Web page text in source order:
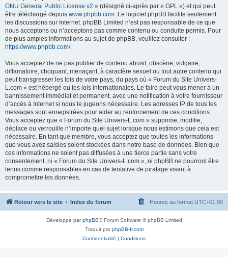
GNU General Public License v2 » (désigné ci-après par « GPL ») et qui peut
être téléchargé depuis www.phpbb.com. Le logiciel phpBB facilite seulement
les discussions sur Internet. phpBB Limited n’est pas responsable de ce que
nous acceptons ou n’acceptons pas comme contenu ou conduite permis. Pour
de plus amples informations au sujet de phpBB, veuillez consulter :
https://www.phpbb.com/.
Vous acceptez de ne pas publier de contenu abusif, obscène, vulgaire,
diffamatoire, choquant, menaçant, à caractère sexuel ou tout autre contenu qui
peut transgresser les lois de votre pays, du pays où « Forum du Site Univers-
L.com » est hébergé ou les lois internationales. Le faire peut vous mener à un
bannissement immédiat et permanent, avec une notification à votre fournisseur
d’accès à Internet si nous le jugeons nécessaire. Les adresses IP de tous les
messages sont enregistrées pour aider au renforcement de ces conditions.
Vous acceptez que « Forum du Site Univers-L.com » supprime, modifie,
déplace ou verrouille n’importe quel sujet lorsque nous estimons que cela est
nécessaire. En tant que membre, vous acceptez que toutes les informations
que vous avez saisies soient stockées dans notre base de données. Bien que
ces informations ne soient pas diffusées à une tierce partie sans votre
consentement, ni « Forum du Site Univers-L.com », ni phpBB ne pourront être
tenus comme responsables en cas de tentative de piratage visant à
compromettre les données.
Retour vers le site Index du forum Heures au format UTC+01:00
Développé parphpBB® Forum Software © phpBB Limited
Traduit parphpBB-fr.com
Confidentialité | Conditions